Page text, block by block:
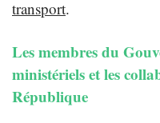
transport.
Les membres du
ministériels et les
République